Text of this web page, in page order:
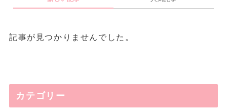
記事が見つかりませんでした。
カテゴリー